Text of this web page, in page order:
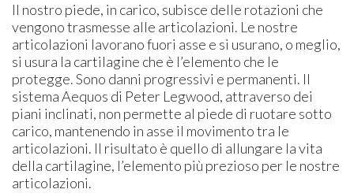
Il nostro piede, in carico, subisce delle rotazioni che
vengono trasmesse alle articolazioni. Le nostre
articolazioni lavorano fuori asse e si usurano, o meglio,
si usura la cartilagine che è l’elemento che le
protegge. Sono danni progressivi e permanenti. Il
sistema Aequos di Peter Legwood, attraverso dei
piani inclinati, non permette al piede di ruotare sotto
carico, mantenendo in asse il movimento tra le
articolazioni. Il risultato è quello di allungare la vita
della cartilagine, l’elemento più prezioso per le nostre
articolazioni.